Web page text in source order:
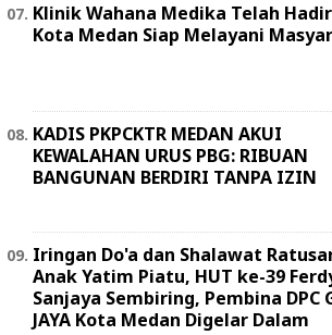
Klinik Wahana Medika Telah
Kota Medan Siap Melayani
KADIS PKPCKTR MEDAN AKUI
KEWALAHAN URUS PBG: RIBUAN
BANGUNAN BERDIRI TANPA IZIN
Iringan Do'a dan Shalawat
Anak Yatim Piatu, HUT ke-39
Sanjaya Sembiring, Pembina DPC
JAYA Kota Medan Digelar Dalam